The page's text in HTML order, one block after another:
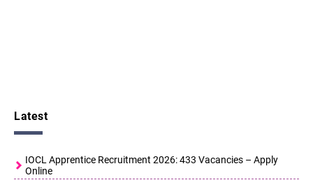
Latest
IOCL Apprentice Recruitment 2026: 433 Vacancies – Apply
Online